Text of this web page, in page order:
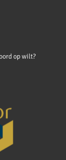
op wilt?